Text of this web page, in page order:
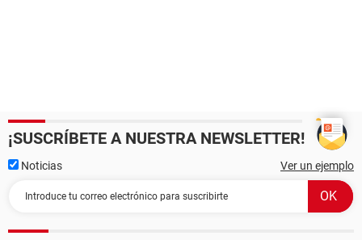
¡SUSCRÍBETE A NUESTRA NEWSLETTER!
Noticias Ver un ejemplo